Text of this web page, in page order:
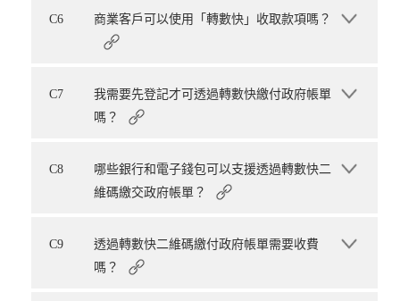
C6 商業客戶可以使用「轉數快」收取款項嗎？
C7
我需要先登記才可透過轉數快繳付政府帳單
嗎？
C8
哪些銀行和電子錢包可以支援透過轉數快二
維碼繳交政府帳單？
C9
透過轉數快二維碼繳付政府帳單需要收費
嗎？